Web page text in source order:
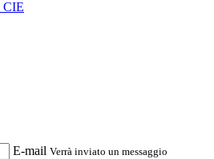
CIE
E-mail Verrà inviato un messaggio